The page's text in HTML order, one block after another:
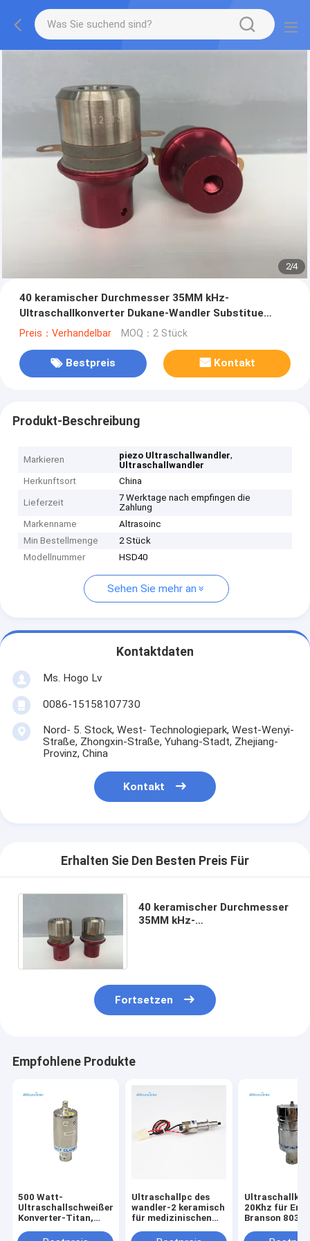
2/4
40 keramischer Durchmesser 35MM kHz-
Ultraschallkonverter Dukane-Wandler Substitue
500W-1000W
Preis：Verhandelbar MOQ：2 Stück
Bestpreis Kontakt
Produkt-Beschreibung
Markieren piezo Ultraschallwandler,
Ultraschallwandler
Herkunftsort
China
Lieferzeit
7 Werktage nach empfingen die
Zahlung
Markenname
Altrasoinc
Min Bestellmenge
2 Stück
Modellnummer
HSD40
Sehen Sie mehr an
Kontaktdaten
Ms. Hogo Lv
0086-15158107730
Nord- 5. Stock, West- Technologiepark, West-Wenyi-
Straße, Zhongxin-Straße, Yuhang-Stadt, Zhejiang-
Provinz, China
Kontakt
Erhalten Sie Den Besten Preis Für
40 keramischer Durchmesser
35MM kHz-
Fortsetzen
Empfohlene Produkte
500 Watt-
Ultraschallschweißens-
Konverter-Titan,
optional
Ultraschallpc des
wandler-2 keramisch
für medizinischen
Weinsteinfreien
20Khz für
Branson 803